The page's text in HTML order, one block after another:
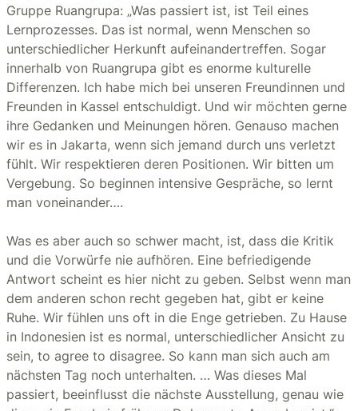
Gruppe Ruangrupa: „Was passiert ist, ist Teil eines
Lernprozesses. Das ist normal, wenn Menschen so
unterschiedlicher Herkunft aufeinandertreffen. Sogar
innerhalb von Ruangrupa gibt es enorme kulturelle
Differenzen. Ich habe mich bei unseren Freundinnen und
Freunden in Kassel entschuldigt. Und wir möchten gerne
ihre Gedanken und Meinungen hören. Genauso machen
wir es in Jakarta, wenn sich jemand durch uns verletzt
fühlt. Wir respektieren deren Positionen. Wir bitten um
Vergebung. So beginnen intensive Gespräche, so lernt
man voneinander….
Was es aber auch so schwer macht, ist, dass die Kritik
und die Vorwürfe nie aufhören. Eine befriedigende
Antwort scheint es hier nicht zu geben. Selbst wenn man
dem anderen schon recht gegeben hat, gibt er keine
Ruhe. Wir fühlen uns oft in die Enge getrieben. Zu Hause
in Indonesien ist es normal, unterschiedlicher Ansicht zu
sein, to agree to disagree. So kann man sich auch am
nächsten Tag noch unterhalten. … Was dieses Mal
passiert, beeinflusst die nächste Ausstellung, genau wie